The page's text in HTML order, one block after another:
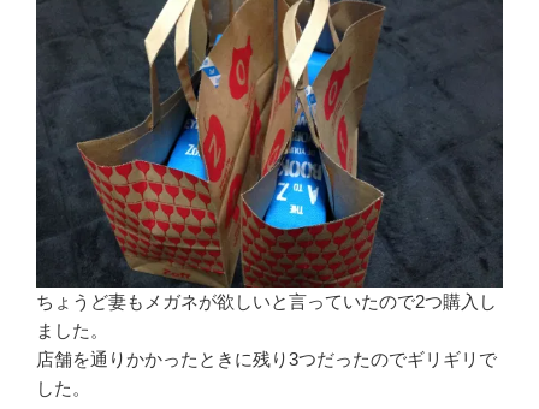
ちょうど妻もメガネが欲しいと言っていたので2つ購入し
ました。
店舗を通りかかったときに残り3つだったのでギリギリで
した。